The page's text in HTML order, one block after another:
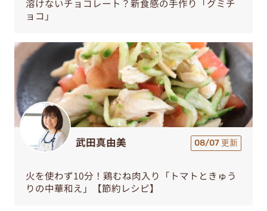
溶けないチョコレート？新食感の手作り「グミチ
ョコ」
武田真由美 08/07 更新
火を使わず10分！鶏むね肉入り「トマトときゅう
りの中華和え」【節約レシピ】